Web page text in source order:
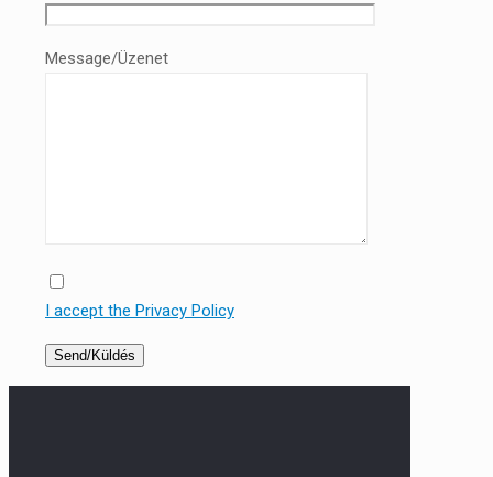
Message/Üzenet
I accept the Privacy Policy